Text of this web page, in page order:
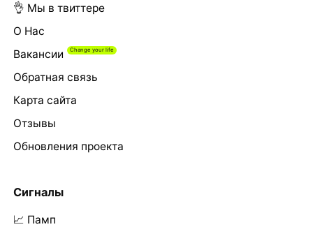
👌 Мы в твиттере
О Нас
Вакансии
Обратная связь
Карта сайта
Отзывы
Обновления проекта
Сигналы
📈 Памп